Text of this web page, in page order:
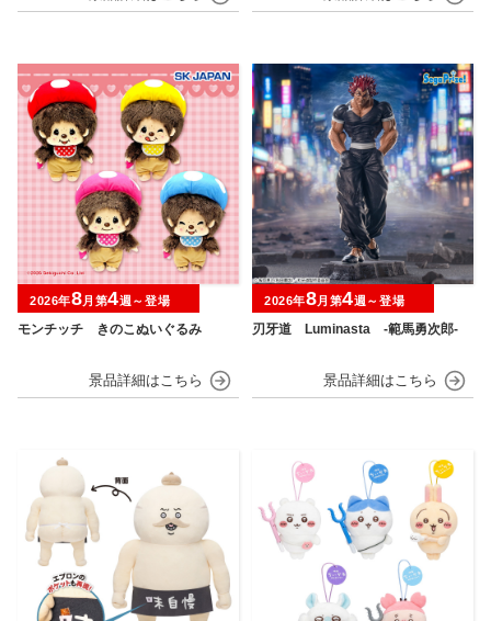
モンチッチ きのこぬいぐるみ
2026年8月第4週～登場
刃牙道 Luminasta ‐範馬勇次郎‐
2026年8月第4週～登場